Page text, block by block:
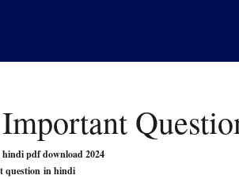
pdf download 2024
question in hindi